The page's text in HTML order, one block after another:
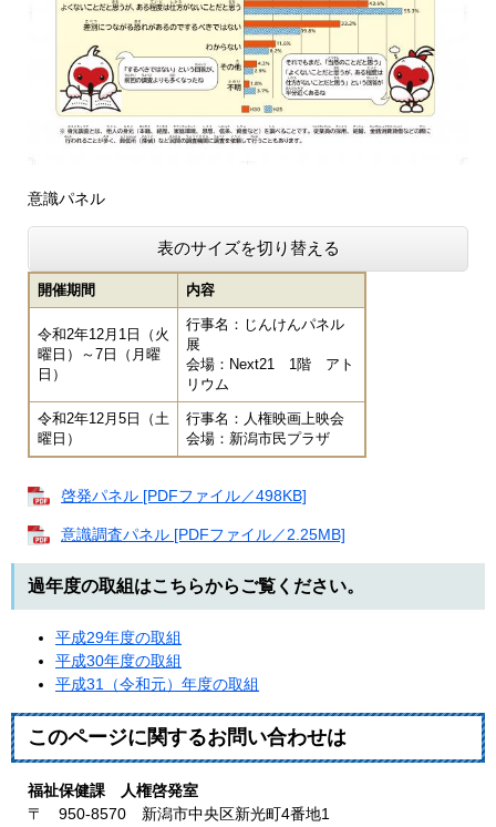
意識パネル
表のサイズを切り替える
開催期間 内容
令和2年12月1日（火
曜日）～7日（月曜
日）
行事名：じんけんパネル
展
会場：Next21 1階 アト
リウム
令和2年12月5日（土
曜日）
行事名：人権映画上映会
会場：新潟市民プラザ
啓発パネル [PDFファイル／498KB]
意識調査パネル [PDFファイル／2.25MB]
過年度の取組はこちらからご覧ください。
平成29年度の取組
平成30年度の取組
平成31（令和元）年度の取組
このページに関するお問い合わせは
福祉保健課 人権啓発室
〒 950-8570 新潟市中央区新光町4番地1